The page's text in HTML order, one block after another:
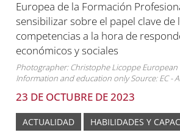
Photographer: Christophe Licoppe European
Information and education only Source: EC -
23 DE OCTUBRE DE 2023
ACTUALIDAD HABILIDADES Y